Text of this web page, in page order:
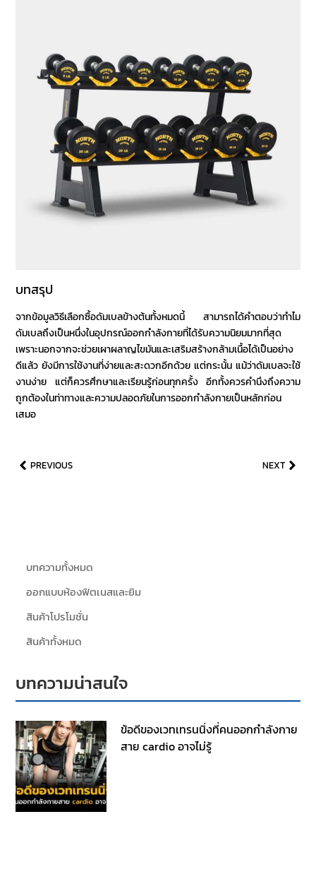
บทสรุป
จากข้อมูลวิธีเลือกซื้อดัมเบลข้างต้นทั้งหมดนี้ สามารถได้คำตอบว่าทำไม
ดัมเบลถึงเป็นหนึ่งในอุปกรณ์ออกกำลังกายที่ได้รับความนิยมมากที่สุด
เพราะนอกจากจะช่วยเผาผลาญไขมันและเสริมสร้างกล้ามเนื้อได้เป็นอย่าง
ดีแล้ว ยังมีการใช้งานที่ง่ายและสะดวกอีกด้วย แต่กระนั้น แม้ว่าดัมเบลจะใช้
งานง่าย แต่ก็ควรศึกษาและเรียนรู้ก่อนทุกครั้ง อีกทั้งควรคำนึงถึงความ
ถูกต้องในท่าทางและความปลอดภัยในการออกกำลังกายเป็นหลักก่อน
เสมอ
PREVIOUS NEXT
บทความทั้งหมด
ออกแบบห้องฟิตเนสและยิม
สินค้าโปรโมชั่น
สินค้าทั้งหมด
บทความน่าสนใจ
ข้อดีของเวทเทรนนิ่งที่คนออกกำลังกาย
สาย cardio อาจไม่รู้